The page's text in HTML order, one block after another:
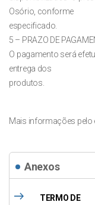
Osório, conforme
especificado.
5 – PRAZO DE
O pagamento será
entrega dos
produtos.
Mais informações pelo
Anexos
east
TERMO DE